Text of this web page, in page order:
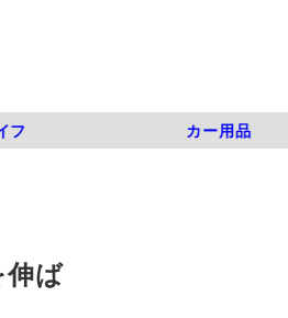
フ カー用品
ば